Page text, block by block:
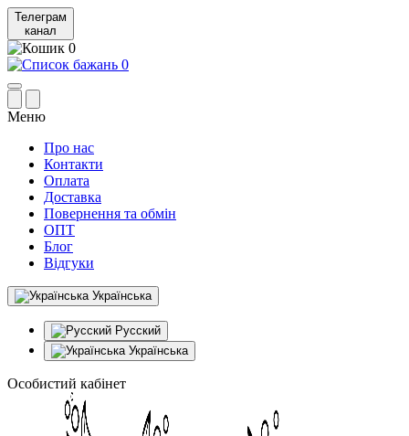
Телеграм
канал
0
0
Меню
Про нас
Контакти
Оплата
Доставка
Повернення та обмін
ОПТ
Блог
Відгуки
Українська
Русский
Українська
Особистий кабінет